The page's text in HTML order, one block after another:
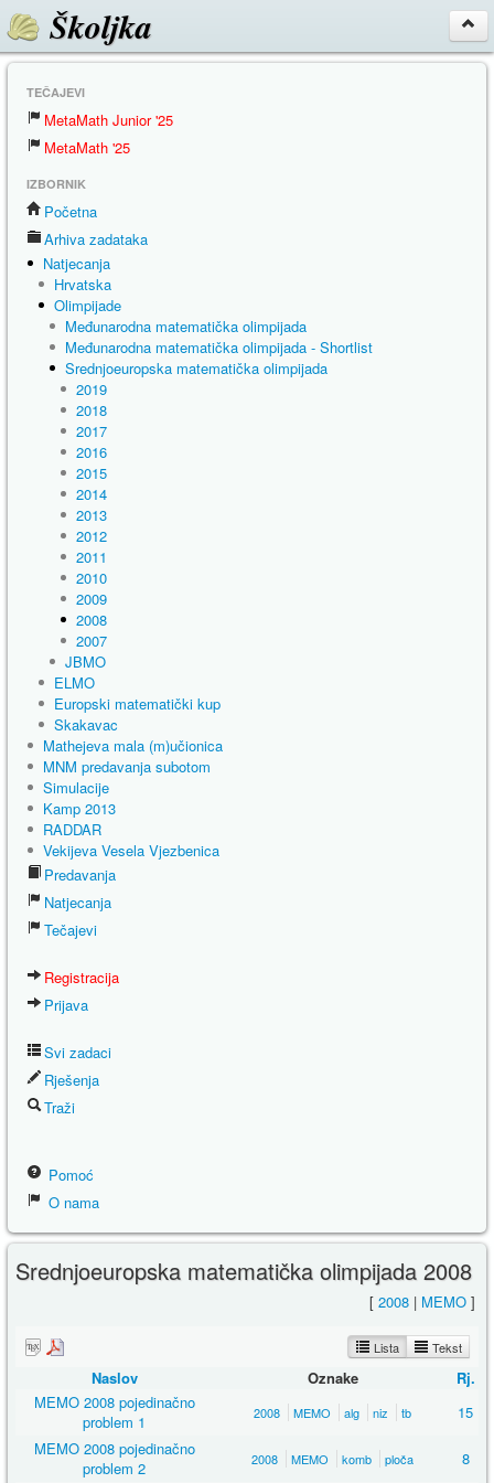
Školjka
TEČAJEVI
MetaMath Junior '25
MetaMath '25
IZBORNIK
Početna
Arhiva zadataka
Natjecanja
Hrvatska
Olimpijade
Međunarodna matematička olimpijada
Međunarodna matematička olimpijada - Shortlist
Srednjoeuropska matematička olimpijada
2019
2018
2017
2016
2015
2014
2013
2012
2011
2010
2009
2008
2007
JBMO
ELMO
Europski matematički kup
Skakavac
Mathejeva mala (m)učionica
MNM predavanja subotom
Simulacije
Kamp 2013
RADDAR
Vekijeva Vesela Vjezbenica
Predavanja
Natjecanja
Tečajevi
Registracija
Prijava
Svi zadaci
Rješenja
Traži
Pomoć
O nama
Srednjoeuropska matematička olimpijada 2008
[ 2008 | MEMO ]
Lista Tekst
Naslov Oznake
Rj.
MEMO 2008 pojedinačno
problem 1
2008 MEMO alg niz tb
15
MEMO 2008 pojedinačno
problem 2
2008 MEMO komb ploča 8